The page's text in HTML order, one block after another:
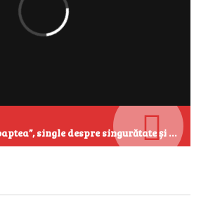
EMAA lansează „Noaptea”, single despre singurătate și emoțiile care se aud cel mai clar după miezul nopții